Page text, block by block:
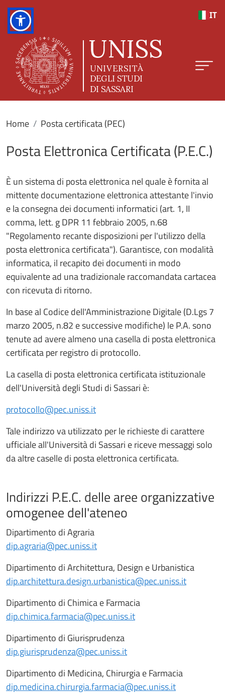
IT
Home Posta certificata (PEC)
Posta Elettronica Certificata (P.E.C.)
È un sistema di posta elettronica nel quale è fornita al
mittente documentazione elettronica attestante l'invio
e la consegna dei documenti informatici (art. 1, II
comma, lett. g DPR 11 febbraio 2005, n.68
"Regolamento recante disposizioni per l'utilizzo della
posta elettronica certificata"). Garantisce, con modalità
informatica, il recapito dei documenti in modo
equivalente ad una tradizionale raccomandata cartacea
con ricevuta di ritorno.
In base al Codice dell'Amministrazione Digitale (D.Lgs 7
marzo 2005, n.82 e successive modifiche) le P.A. sono
tenute ad avere almeno una casella di posta elettronica
certificata per registro di protocollo.
La casella di posta elettronica certificata istituzionale
dell'Università degli Studi di Sassari è:
protocollo@pec.uniss.it
Tale indirizzo va utilizzato per le richieste di carattere
ufficiale all'Università di Sassari e riceve messaggi solo
da altre caselle di posta elettronica certificata.
Indirizzi P.E.C. delle aree organizzative
omogenee dell'ateneo
Dipartimento di Agraria
dip.agraria@pec.uniss.it
Dipartimento di Architettura, Design e Urbanistica
dip.architettura.design.urbanistica@pec.uniss.it
Dipartimento di Chimica e Farmacia
dip.chimica.farmacia@pec.uniss.it
Dipartimento di Giurisprudenza
dip.giurisprudenza@pec.uniss.it
Dipartimento di Medicina, Chirurgia e Farmacia
dip.medicina.chirurgia.farmacia@pec.uniss.it